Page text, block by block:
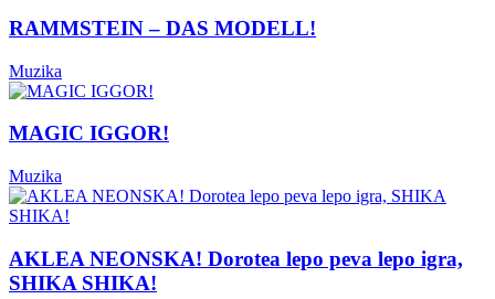
RAMMSTEIN – DAS MODELL!
Muzika
MAGIC IGGOR!
Muzika
AKLEA NEONSKA! Dorotea lepo peva lepo igra,
SHIKA SHIKA!